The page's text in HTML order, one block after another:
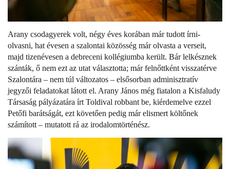
Arany csodagyerek volt, négy éves korában már tudott írni-
olvasni, hat évesen a szalontai közösség már olvasta a verseit,
majd tizenévesen a debreceni kollégiumba került. Bár lelkésznek
szánták, ő nem ezt az utat választotta; már felnőttként visszatérve
Szalontára – nem túl változatos – elsősorban adminisztratív
jegyzői feladatokat látott el. Arany János még fiatalon a Kisfaludy
Társaság pályázatára írt Toldival robbant be, kiérdemelve ezzel
Petőfi barátságát, ezt követően pedig már elismert költőnek
számított – mutatott rá az irodalomtörténész.